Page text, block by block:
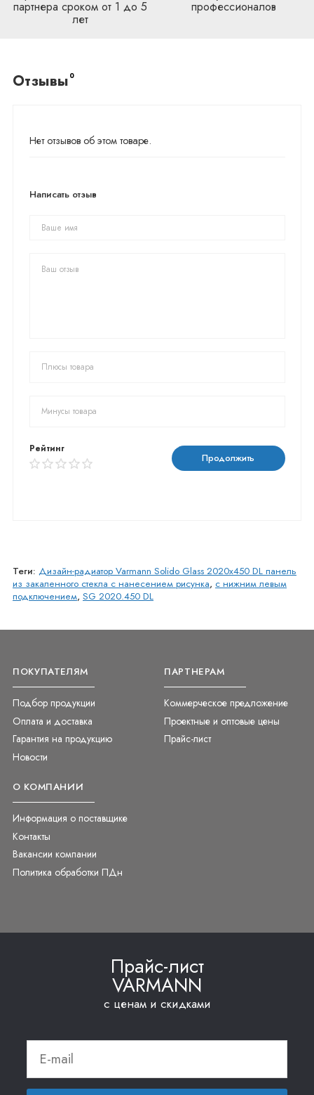
партнера сроком от 1 до 5
лет
профессионалов
Отзывы 0
Нет отзывов об этом товаре.
Написать отзыв
Рейтинг
Продолжить
Теги: Дизайн-радиатор Varmann Solido Glass 2020x450 DL панель
из закаленного стекла с нанесением рисунка, с нижним левым
подключением, SG 2020.450 DL
ПОКУПАТЕЛЯМ
Подбор продукции
Оплата и доставка
Гарантия на продукцию
Новости
ПАРТНЕРАМ
Коммерческое предложение
Проектные и оптовые цены
Прайс-лист
О КОМПАНИИ
Информация о поставщике
Контакты
Вакансии компании
Политика обработки ПДн
Прайс-лист
VARMANN
с ценам и скидками